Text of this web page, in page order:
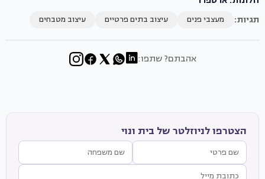
תגיות:
מעצבי פנים עיצוב בתים פרטיים עיצוב מטבחים
אהבתם? שתפו:
הצטרפו לניוזלטר של בית ונוי